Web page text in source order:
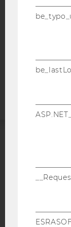
EQUIS